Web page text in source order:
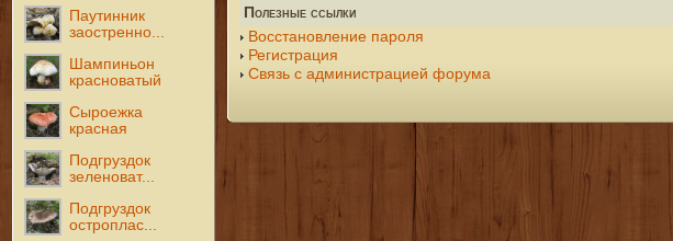
Паутинник
заостренно...
Шампиньон
красноватый
Сыроежка
красная
Подгруздок
зеленоват...
Подгруздок
остроплас...
Полезные ссылки
Восстановление пароля
Регистрация
Связь с администрацией форума